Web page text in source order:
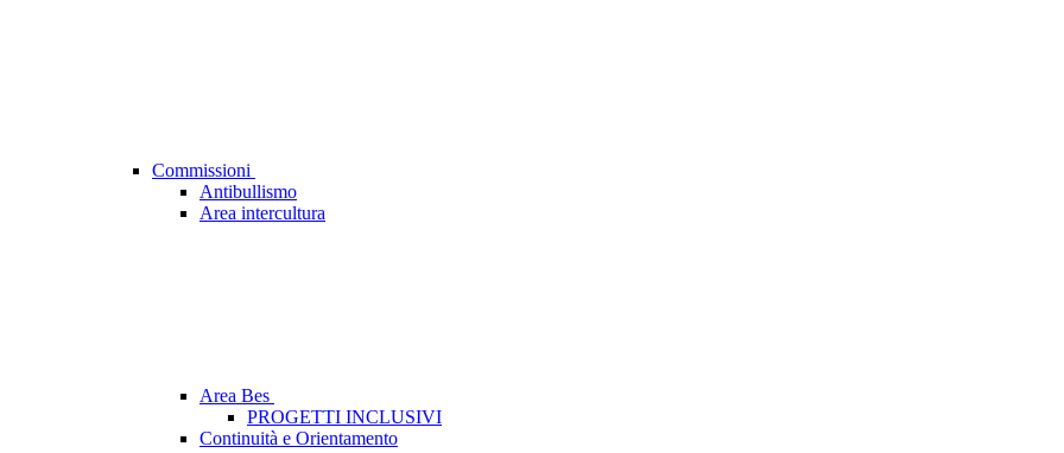
Commissioni
Antibullismo
Area intercultura
Area Bes
PROGETTI INCLUSIVI
Continuità e Orientamento